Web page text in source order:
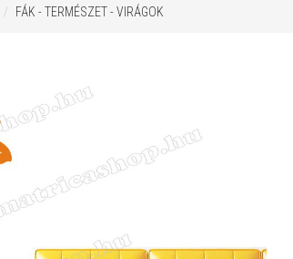
FÁK - TERMÉSZET - VIRÁGOK